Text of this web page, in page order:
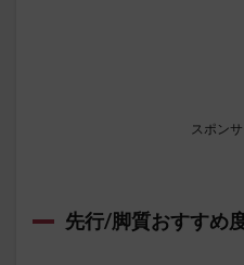
スポン
先行/脚質おすす